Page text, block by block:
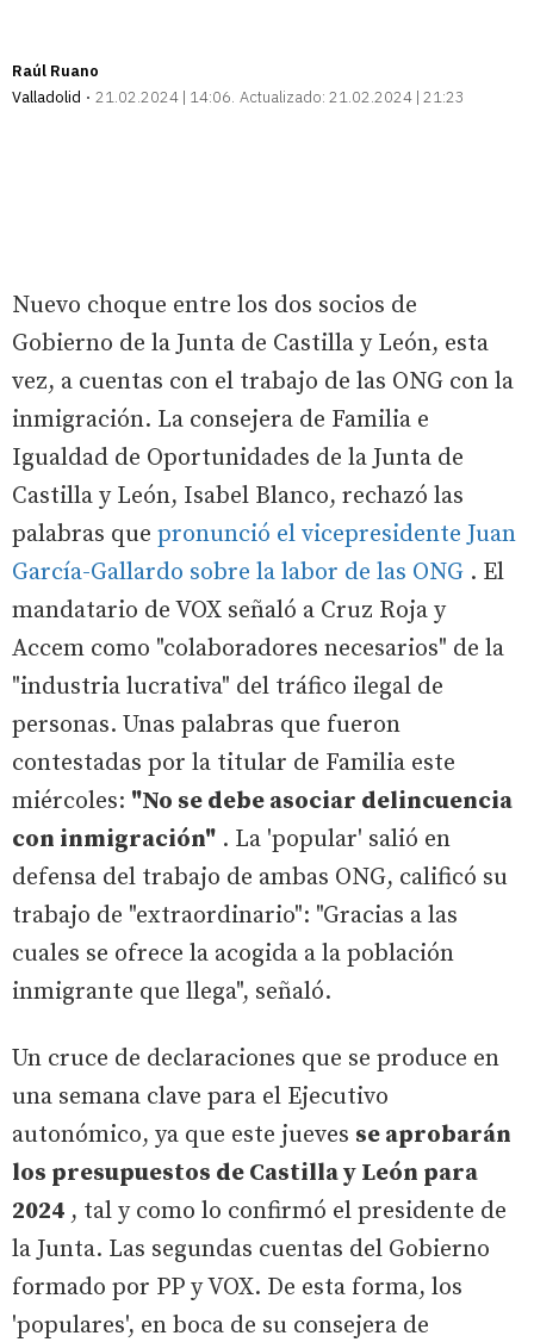
Raúl Ruano
Valladolid
21.02.2024 | 14:06 Actualizado: 21.02.2024 | 21:23
Nuevo choque entre los dos socios de
Gobierno de la Junta de Castilla y León, esta
vez, a cuentas con el trabajo de las ONG con la
inmigración. La consejera de Familia e
Igualdad de Oportunidades de la Junta de
Castilla y León, Isabel Blanco, rechazó las
palabras que pronunció el vicepresidente Juan
García-Gallardo sobre la labor de las ONG . El
mandatario de VOX señaló a Cruz Roja y
Accem como "colaboradores necesarios" de la
"industria lucrativa" del tráfico ilegal de
personas. Unas palabras que fueron
contestadas por la titular de Familia este
miércoles: "No se debe asociar delincuencia
con inmigración" . La 'popular' salió en
defensa del trabajo de ambas ONG, calificó su
trabajo de "extraordinario": "Gracias a las
cuales se ofrece la acogida a la población
inmigrante que llega", señaló.
Un cruce de declaraciones que se produce en
una semana clave para el Ejecutivo
autonómico, ya que este jueves se aprobarán
los presupuestos de Castilla y León para
2024 , tal y como lo confirmó el presidente de
la Junta. Las segundas cuentas del Gobierno
formado por PP y VOX. De esta forma, los
'populares', en boca de su consejera de